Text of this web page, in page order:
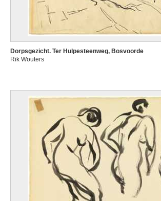
Dorpsgezicht. Ter Hulpesteenweg, Bosvoorde
Rik Wouters